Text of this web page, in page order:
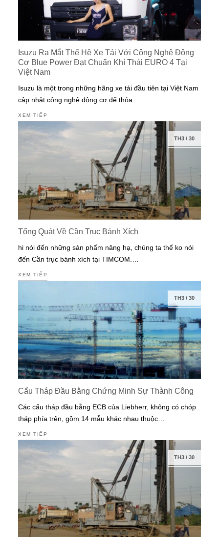
Isuzu Ra Mắt Thế Hệ Xe Tải Với Công Nghệ Động
Cơ Blue Power Đạt Chuẩn Khí Thải EURO 4 Tại
Việt Nam
Isuzu là một trong những hãng xe tải đầu tiên tại Việt Nam
cập nhật công nghệ động cơ để thỏa…
XEM TIẾP
TH3/ 30
Tổng Quát Về Cần Trục Bánh Xích
hi nói đến những sản phẩm nâng hạ, chúng ta thể ko nói
đến Cần trục bánh xích tại TIMCOM.…
XEM TIẾP
TH3/ 30
Cẩu Tháp Đầu Bằng Chứng Minh Sự Thành Công
Các cẩu tháp đầu bằng ECB của Liebherr, không có chóp
tháp phía trên, gồm 14 mẫu khác nhau thuộc…
XEM TIẾP
TH3/ 30